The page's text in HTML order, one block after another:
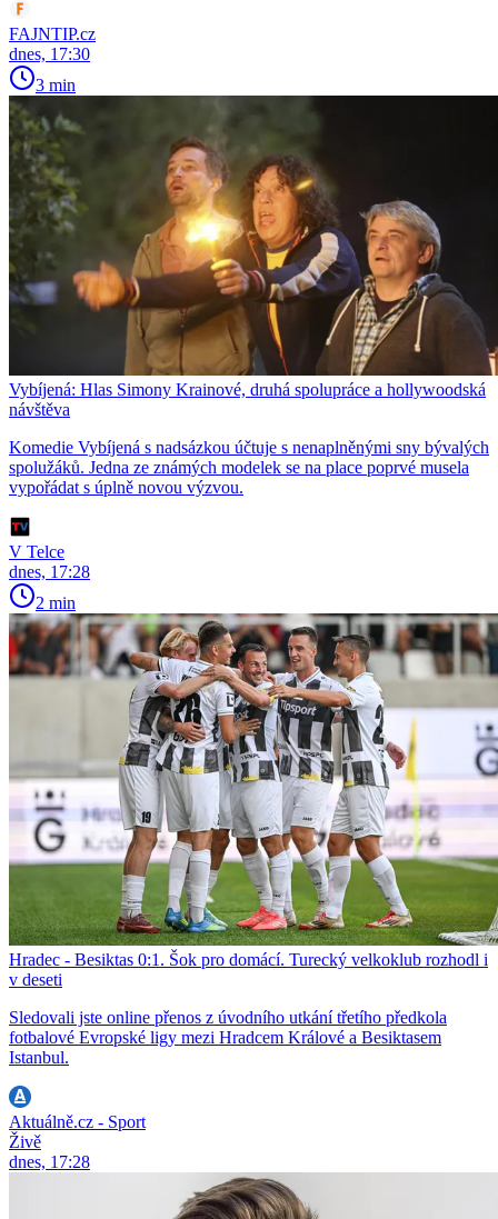
FAJNTIP.cz
dnes, 17:30
3 min
Vybíjená: Hlas Simony Krainové, druhá spolupráce a hollywoodská
návštěva
Komedie Vybíjená s nadsázkou účtuje s nenaplněnými sny bývalých
spolužáků. Jedna ze známých modelek se na place poprvé musela
vypořádat s úplně novou výzvou.
V Telce
dnes, 17:28
2 min
Hradec - Besiktas 0:1. Šok pro domácí. Turecký velkoklub rozhodl i
v deseti
Sledovali jste online přenos z úvodního utkání třetího předkola
fotbalové Evropské ligy mezi Hradcem Králové a Besiktasem
Istanbul.
Aktuálně.cz - Sport
Živě
dnes, 17:28